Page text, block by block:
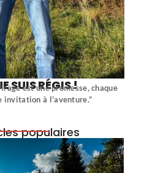
SUIS RÉGIS !
est une promesse, chaque
invitation à l’aventure.”
populaires